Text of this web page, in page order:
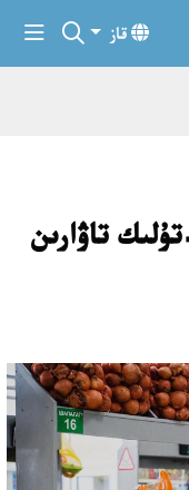
قاز
تۇلىك تاۋارىن